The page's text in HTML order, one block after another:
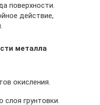
поверхности.
действие,
металла
окисления.
грунтовки.